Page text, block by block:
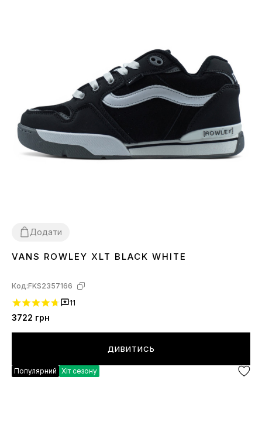
Додати
3637 4142 43 44
VANS ROWLEY XLT BLACK WHITE
Код:FKS2357166
11
3722 грн
ДИВИТИСЬ
Популярний Хіт сезону